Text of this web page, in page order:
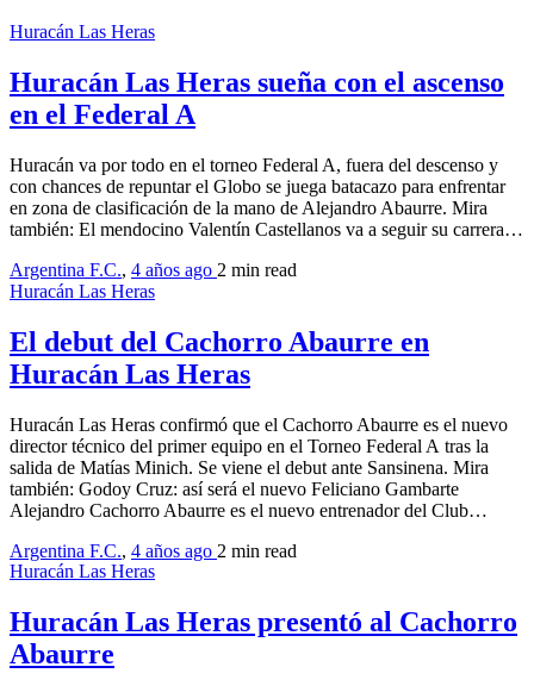
Huracán Las Heras
Huracán Las Heras sueña con el ascenso
en el Federal A
Huracán va por todo en el torneo Federal A, fuera del descenso y
con chances de repuntar el Globo se juega batacazo para enfrentar
en zona de clasificación de la mano de Alejandro Abaurre. Mira
también: El mendocino Valentín Castellanos va a seguir su carrera…
Argentina F.C., 4 años ago 2 min read
Huracán Las Heras
El debut del Cachorro Abaurre en
Huracán Las Heras
Huracán Las Heras confirmó que el Cachorro Abaurre es el nuevo
director técnico del primer equipo en el Torneo Federal A tras la
salida de Matías Minich. Se viene el debut ante Sansinena. Mira
también: Godoy Cruz: así será el nuevo Feliciano Gambarte
Alejandro Cachorro Abaurre es el nuevo entrenador del Club…
Argentina F.C., 4 años ago 2 min read
Huracán Las Heras
Huracán Las Heras presentó al Cachorro
Abaurre